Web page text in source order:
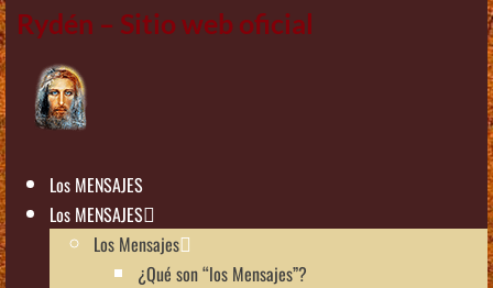
Rydén – Sitio web oficial
Los MENSAJES
Los MENSAJES
Los Mensajes
¿Qué son “los Mensajes”?